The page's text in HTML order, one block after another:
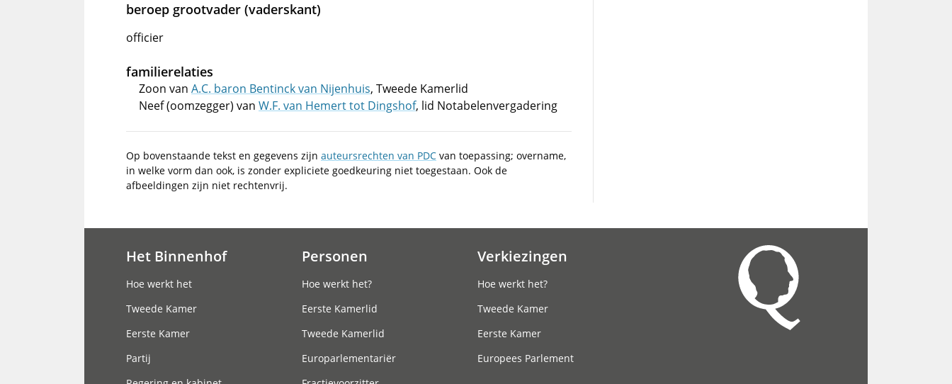
beroep grootvader (vaderskant)
officier
familierelaties
Zoon van A.C. baron Bentinck van Nijenhuis, Tweede Kamerlid
Neef (oomzegger) van W.F. van Hemert tot Dingshof, lid Notabelenvergadering
Op bovenstaande tekst en gegevens zijn auteursrechten van PDC van toepassing; overname,
in welke vorm dan ook, is zonder expliciete goedkeuring niet toegestaan. Ook de
afbeeldingen zijn niet rechtenvrij.
Het Binnenhof
Hoe werkt het
Tweede Kamer
Eerste Kamer
Partij
Personen
Hoe werkt het?
Eerste Kamerlid
Tweede Kamerlid
Europarlementariër
Verkiezingen
Hoe werkt het?
Tweede Kamer
Eerste Kamer
Europees Parlement